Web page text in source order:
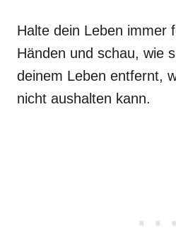
Halte dein Leben immer
Händen und schau, wie
deinem Leben entfernt,
nicht aushalten kann.